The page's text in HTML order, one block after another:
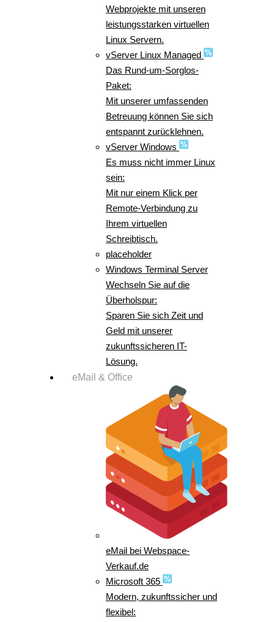
Webprojekte mit unseren
leistungsstarken virtuellen
Linux Servern.
vServer Linux Managed
Das Rund-um-Sorglos-
Paket:
Mit unserer umfassenden
Betreuung können Sie sich
entspannt zurücklehnen.
vServer Windows
Es muss nicht immer Linux
sein:
Mit nur einem Klick per
Remote-Verbindung zu
Ihrem virtuellen
Schreibtisch.
placeholder
Windows Terminal Server
Wechseln Sie auf die
Überholspur:
Sparen Sie sich Zeit und
Geld mit unserer
zukunftssicheren IT-
Lösung.
eMail & Office
eMail bei Webspace-
Verkauf.de
Microsoft 365
Modern, zukunftssicher und
flexibel: